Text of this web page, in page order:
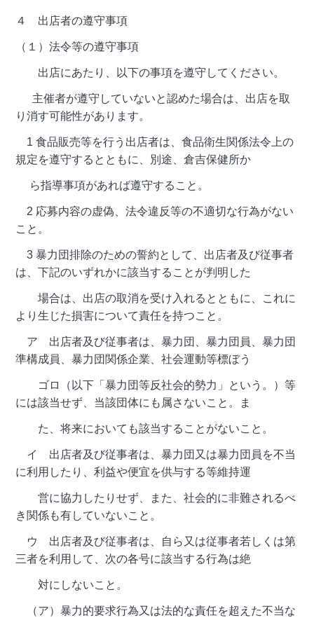
４ 出店者の遵守事項
（１）法令等の遵守事項
出店にあたり、以下の事項を遵守してください。
主催者が遵守していないと認めた場合は、出店を取
り消す可能性があります。
1 食品販売等を行う出店者は、食品衛生関係法令上の
規定を遵守するとともに、別途、倉吉保健所か
ら指導事項があれば遵守すること。
2 応募内容の虚偽、法令違反等の不適切な行為がない
こと。
3 暴力団排除のための誓約として、出店者及び従事者
は、下記のいずれかに該当することが判明した
場合は、出店の取消を受け入れるとともに、これに
より生じた損害について責任を持つこと。
ア 出店者及び従事者は、暴力団、暴力団員、暴力団
準構成員、暴力団関係企業、社会運動等標ぼう
ゴロ（以下「暴力団等反社会的勢力」という。）等
には該当せず、当該団体にも属さないこと。ま
た、将来においても該当することがないこと。
イ 出店者及び従事者は、暴力団又は暴力団員を不当
に利用したり、利益や便宜を供与する等維持運
営に協力したりせず、また、社会的に非難されるべ
き関係も有していないこと。
ウ 出店者及び従事者は、自ら又は従事者若しくは第
三者を利用して、次の各号に該当する行為は絶
対にしないこと。
（ア）暴力的要求行為又は法的な責任を超えた不当な